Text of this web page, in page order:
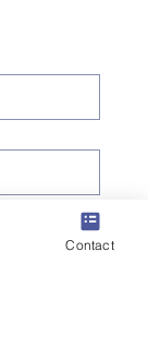
Contact